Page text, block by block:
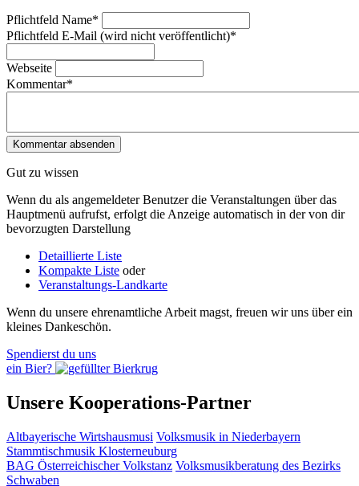
Pflichtfeld Name*
Pflichtfeld E-Mail (wird nicht veröffentlicht)*
Webseite
Kommentar*
Gut zu wissen
Wenn du als angemeldeter Benutzer die Veranstaltungen über das
Hauptmenü aufrufst, erfolgt die Anzeige automatisch in der von dir
bevorzugten Darstellung
Detaillierte Liste
Kompakte Liste oder
Veranstaltungs-Landkarte
Wenn du unsere ehrenamtliche Arbeit magst, freuen wir uns über ein
kleines Dankeschön.
Spendierst du uns
ein Bier?
Unsere Kooperations-Partner
Altbayerische Wirtshausmusi Volksmusik in Niederbayern
Stammtischmusik Klosterneuburg
BAG Österreichischer Volkstanz Volksmusikberatung des Bezirks
Schwaben